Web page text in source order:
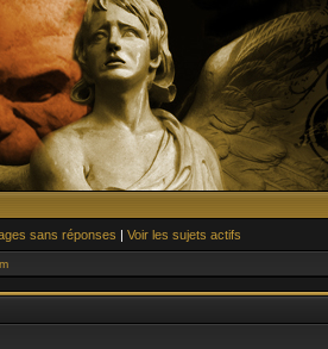
sans réponses | Voir les sujets actifs